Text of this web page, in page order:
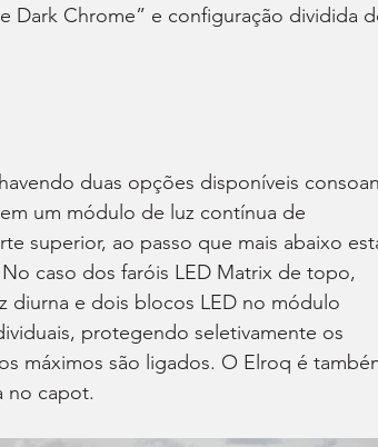
Dark Chrome” e configuração dividida
duas opções disponíveis
um módulo de luz contínua de
superior, ao passo que mais abaixo
caso dos faróis LED Matrix de topo,
diurna e dois blocos LED no módulo
protegendo seletivamente os
máximos são ligados. O Elroq é
no capot.